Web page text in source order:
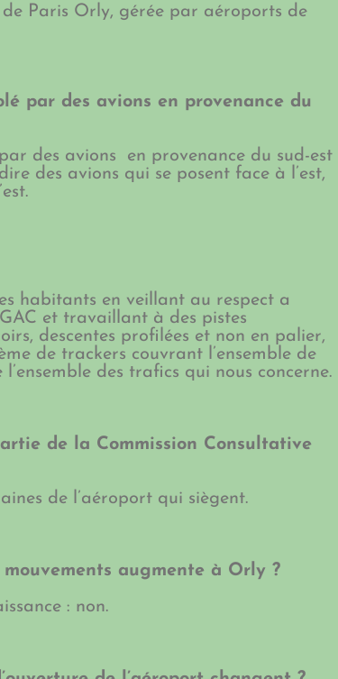
Paris Orly, gérée par aéroports de
par des avions en provenance du
des avions en provenance du sud-est
des avions qui se posent face à l’est,
habitants en veillant au respect a
et travaillant à des pistes
descentes profilées et non en palier,
de trackers couvrant l’ensemble de
des trafics qui nous concerne.
de la Commission Consultative
de l’aéroport qui siègent.
augmente à Orly ?
: non.